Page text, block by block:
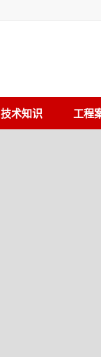
技术知识 工程